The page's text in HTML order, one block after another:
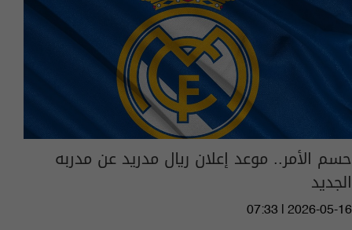
حسم الأمر.. موعد إعلان ريال مدريد عن مدربه
الجديد
07:33 | 2026-05-16